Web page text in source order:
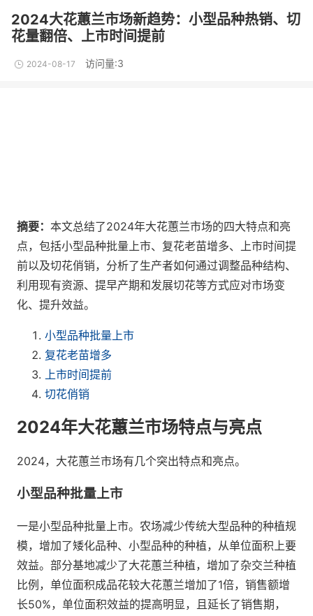
2024大花蕙兰市场新趋势：小型品种热销、切
花量翻倍、上市时间提前
2024-08-17 访问量:3
摘要： 本文总结了2024年大花蕙兰市场的四大特点和亮
点，包括小型品种批量上市、复花老苗增多、上市时间提
前以及切花俏销，分析了生产者如何通过调整品种结构、
利用现有资源、提早产期和发展切花等方式应对市场变
化、提升效益。
小型品种批量上市
复花老苗增多
上市时间提前
切花俏销
2024年大花蕙兰市场特点与亮点
2024，大花蕙兰市场有几个突出特点和亮点。
小型品种批量上市
一是小型品种批量上市。农场减少传统大型品种的种植规
模，增加了矮化品种、小型品种的种植，从单位面积上要
效益。部分基地减少了大花蕙兰种植，增加了杂交兰种植
比例，单位面积成品花较大花蕙兰增加了1倍，销售额增
长50%，单位面积效益的提高明显，且延长了销售期，